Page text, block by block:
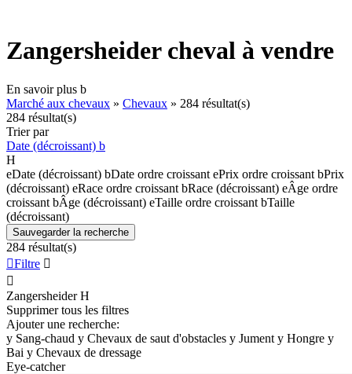
Zangersheider cheval à vendre
En savoir plus b
Marché aux chevaux » Chevaux » 284 résultat(s)
284 résultat(s)
Trier par
Date (décroissant) b
H
eDate (décroissant) bDate ordre croissant ePrix ordre croissant bPrix
(décroissant) eRace ordre croissant bRace (décroissant) eÂge ordre
croissant bÂge (décroissant) eTaille ordre croissant bTaille
(décroissant)
Sauvegarder la recherche
284 résultat(s)
Filtre 

Zangersheider H
Supprimer tous les filtres
Ajouter une recherche:
y Sang-chaud y Chevaux de saut d'obstacles y Jument y Hongre y
Bai y Chevaux de dressage
Eye-catcher